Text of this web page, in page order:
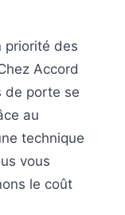
priorité des
Accord
de porte se
au
technique
vous
le coût